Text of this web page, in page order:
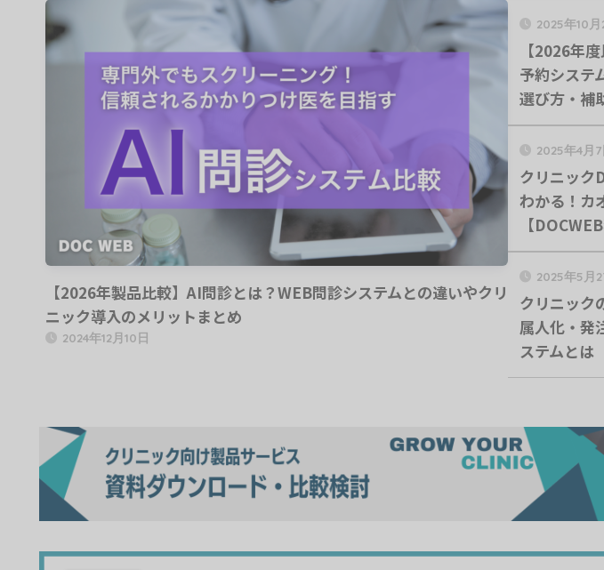
【2026年製品比較】AI問診とは？WEB問診システムとの違いやクリ
ニック導入のメリットまとめ
2024年12月10日
2025年10月
【2026年
予約システ
選び方・補
2025年4月7
クリニック
わかる！カ
【
2025年5月
クリニック
属人化・発
ステムとは